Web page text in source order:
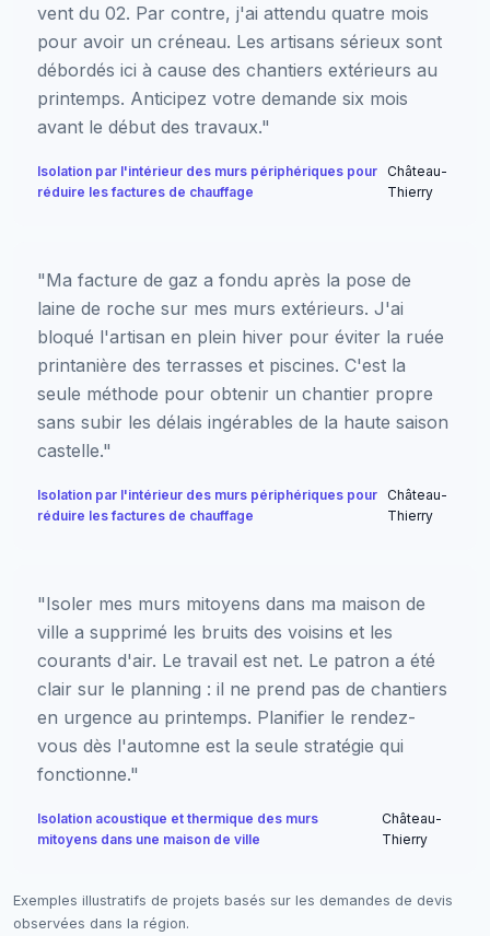
vent du 02. Par contre, j'ai attendu quatre mois
pour avoir un créneau. Les artisans sérieux sont
débordés ici à cause des chantiers extérieurs au
printemps. Anticipez votre demande six mois
avant le début des travaux."
Isolation par l'intérieur des murs périphériques pour
réduire les factures de chauffage
Château-
Thierry
"Ma facture de gaz a fondu après la pose de
laine de roche sur mes murs extérieurs. J'ai
bloqué l'artisan en plein hiver pour éviter la ruée
printanière des terrasses et piscines. C'est la
seule méthode pour obtenir un chantier propre
sans subir les délais ingérables de la haute saison
castelle."
Isolation par l'intérieur des murs périphériques pour
réduire les factures de chauffage
Château-
Thierry
"Isoler mes murs mitoyens dans ma maison de
ville a supprimé les bruits des voisins et les
courants d'air. Le travail est net. Le patron a été
clair sur le planning : il ne prend pas de chantiers
en urgence au printemps. Planifier le rendez-
vous dès l'automne est la seule stratégie qui
fonctionne."
Isolation acoustique et thermique des murs
mitoyens dans une maison de ville
Château-
Thierry
Exemples illustratifs de projets basés sur les demandes de devis
observées dans la région.